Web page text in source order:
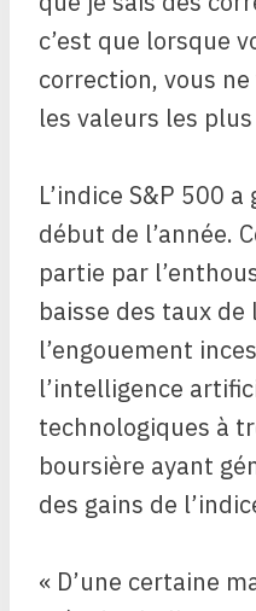
c’est que lorsque
correction, vous
les valeurs les
L’indice S&P 500
début de l’année.
partie par
baisse des taux de
l’engouement
l’intelligence
technologiques à
boursière ayant
des gains de
« D’une certaine